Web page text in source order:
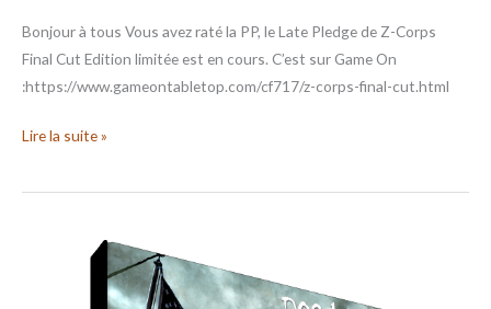
Bonjour à tous Vous avez raté la PP, le Late Pledge de Z-Corps
Final Cut Edition limitée est en cours. C’est sur Game On
:https://www.gameontabletop.com/cf717/z-corps-final-cut.html
Lire la suite »